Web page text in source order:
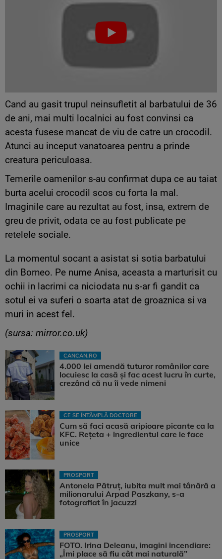
Cand au gasit trupul neinsufletit al barbatului de 36
de ani, mai multi localnici au fost convinsi ca
acesta fusese mancat de viu de catre un crocodil.
Atunci au inceput vanatoarea pentru a prinde
creatura periculoasa.
Temerile oamenilor s-au confirmat dupa ce au taiat
burta acelui crocodil scos cu forta la mal.
Imaginile care au rezultat au fost, insa, extrem de
greu de privit, odata ce au fost publicate pe
retelele sociale.
La momentul socant a asistat si sotia barbatului
din Borneo. Pe nume Anisa, aceasta a marturisit cu
ochii in lacrimi ca niciodata nu s-ar fi gandit ca
sotul ei va suferi o soarta atat de groaznica si va
muri in acest fel.
(sursa: mirror.co.uk)
CANCAN.RO
4.000 lei amendă tuturor românilor care
locuiesc la casă și fac acest lucru în curte,
crezând că nu îi vede nimeni
CE SE ÎNTÂMPLĂ DOCTORE
Cum să faci acasă aripioare picante ca la
KFC. Rețeta + ingredientul care le face
unice
PROSPORT
Antonela Pătruț, iubita mult mai tânără a
milionarului Arpad Paszkany, s-a
fotografiat în jacuzzi
PROSPORT
FOTO. Irina Deleanu, imagini incendiare:
„Îmi place să fiu cât mai naturală”